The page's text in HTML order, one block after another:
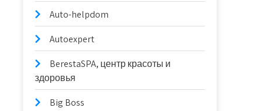
Auto-helpdom
Autoexpert
BerestaSPA, центр красоты и
здоровья
Big Boss